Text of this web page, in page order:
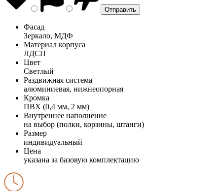
Фасад
Зеркало, МДФ
Материал корпуса
ЛДСП
Цвет
Светлый
Раздвижная система
алюминиевая, нижнеопорная
Кромка
ПВХ (0,4 мм, 2 мм)
Внутреннее наполнение
на выбор (полки, корзины, штанги)
Размер
индивидуальный
Цена
указана за базовую комплектацию